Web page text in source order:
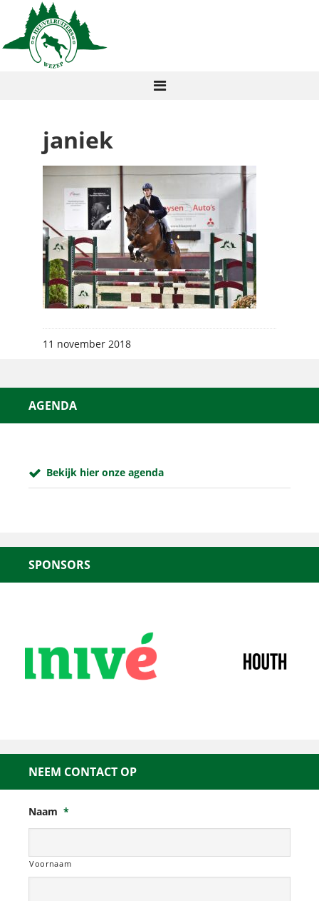
janiek
11 november 2018
AGENDA
Bekijk hier onze agenda
SPONSORS
NEEM CONTACT OP
Naam *
Voornaam